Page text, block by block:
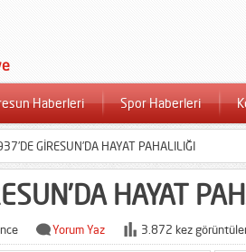
Haberleri Spor Haberleri
GİRESUN’DA HAYAT PAHALILIĞI
HAYAT
Yorum Yaz 3.872 kez